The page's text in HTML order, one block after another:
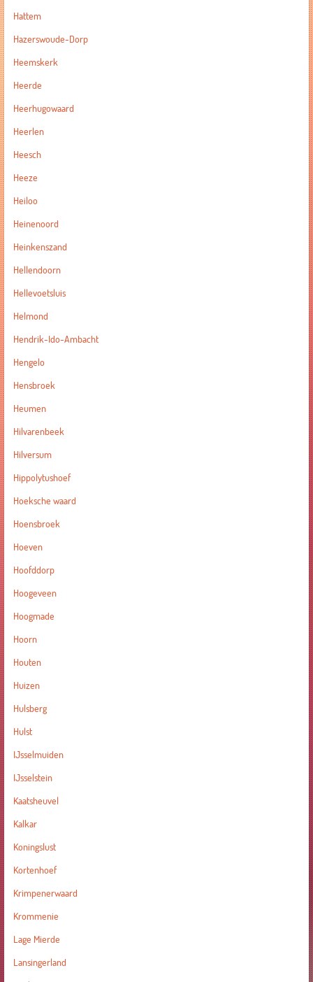
Hattem
Hazerswoude-Dorp
Heemskerk
Heerde
Heerhugowaard
Heerlen
Heesch
Heeze
Heiloo
Heinenoord
Heinkenszand
Hellendoorn
Hellevoetsluis
Helmond
Hendrik-Ido-Ambacht
Hengelo
Hensbroek
Heumen
Hilvarenbeek
Hilversum
Hippolytushoef
Hoeksche waard
Hoensbroek
Hoeven
Hoofddorp
Hoogeveen
Hoogmade
Hoorn
Houten
Huizen
Hulsberg
Hulst
IJsselmuiden
IJsselstein
Kaatsheuvel
Kalkar
Koningslust
Kortenhoef
Krimpenerwaard
Krommenie
Lage Mierde
Lansingerland